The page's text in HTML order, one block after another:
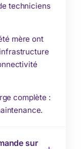
techniciens
mère ont
complète :
sur